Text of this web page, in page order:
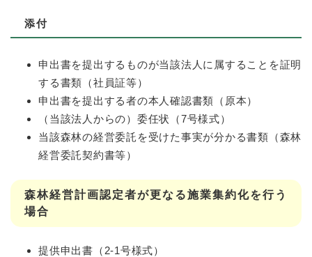
添付
申出書を提出するものが当該法人に属することを証明
する書類（社員証等）
申出書を提出する者の本人確認書類（原本）
（当該法人からの）委任状（7号様式）
当該森林の経営委託を受けた事実が分かる書類（森林
経営委託契約書等）
森林経営計画認定者が更なる施業集約化を行う
場合
提供申出書（2-1号様式）